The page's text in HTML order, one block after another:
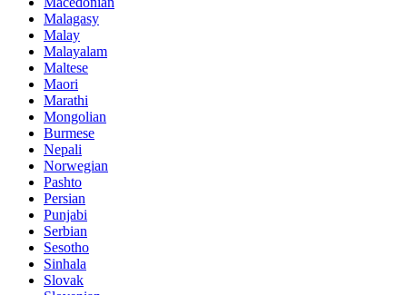
Malagasy
Malay
Malayalam
Maltese
Maori
Marathi
Mongolian
Burmese
Nepali
Norwegian
Pashto
Persian
Punjabi
Serbian
Sesotho
Sinhala
Slovak